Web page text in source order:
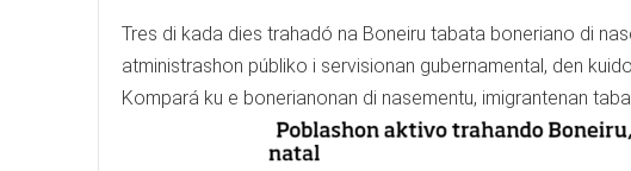
Tres di kada dies trahadó na Boneiru tabata boneriano di
atministrashon públiko i servisionan gubernamental, den
Kompará ku e bonerianonan di nasementu, imigrantenan